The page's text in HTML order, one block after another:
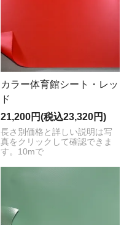
カラー体育館シート・レッ
ド
21,200円(税込23,320円)
長さ別価格と詳しい説明は写
真をクリックして確認できま
す。10mで